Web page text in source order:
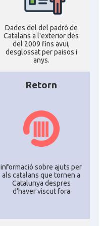
Dades del del padró de
Catalans a l'exterior des
del 2009 fins avui,
desglossat per paisos i
anys.
Retorn
informació sobre ajuts per
als catalans que tornen a
Catalunya despres
d'haver viscut fora